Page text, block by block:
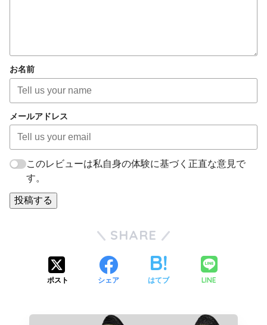
お名前
メールアドレス
このレビューは私自身の体験に基づく正直な意見で
す。
投稿する
SHARE
ポスト シェア はてブ LINE